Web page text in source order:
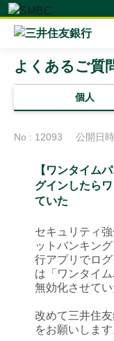
個人
よくあるご質
No : 12093 公開日
【ワンタイム
グインしたら
ていた
セキュリティ
ットバンキン
行アプリでロ
は「ワンタイ
無効化させてい
改めて三井住
をお願いします